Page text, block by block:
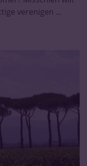
verenigen ...